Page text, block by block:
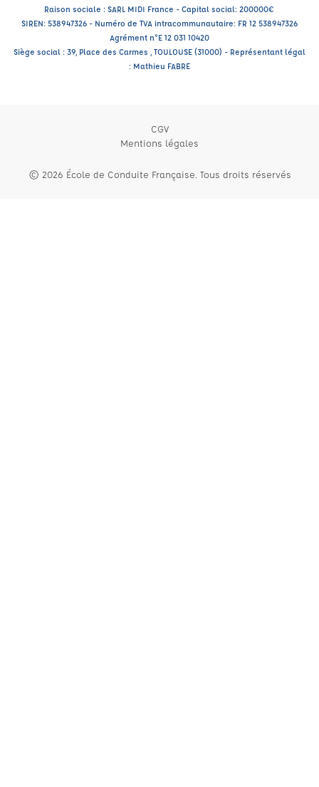
Raison sociale : SARL MIDI France - Capital social: 200000€
SIREN: 538947326 - Numéro de TVA intracommunautaire: FR 12 538947326
Agrément n°E 12 031 10420
Siège social : 39, Place des Carmes , TOULOUSE (31000) - Représentant légal
: Mathieu FABRE
CGV
Mentions légales
© 2026 École de Conduite Française. Tous droits réservés